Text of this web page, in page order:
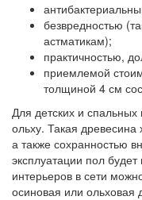
безвредностью
астматикам);
практичностью,
приемлемой
толщиной 4 см
Для детских и
ольху. Такая древесина
а также сохранностью
эксплуатации пол
интерьеров в сети
осиновая или ольховая